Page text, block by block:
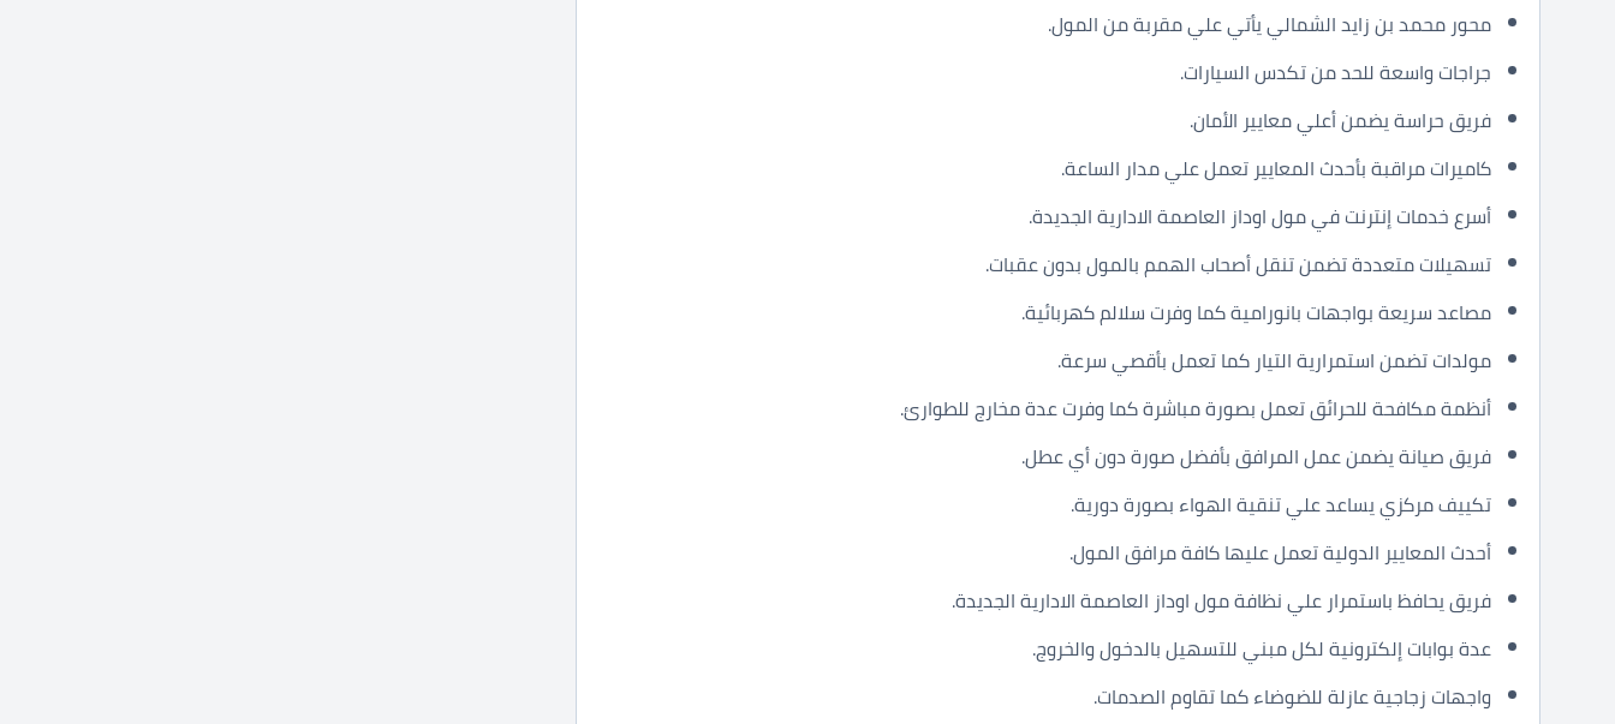
محور محمد بن زايد الشمالي يأتي علي مقربة من المول.
جراجات واسعة للحد من تكدس السيارات.
فريق حراسة يضمن أعلي معايير الأمان.
كاميرات مراقبة بأحدث المعايير تعمل علي مدار الساعة.
أسرع خدمات إنترنت في مول اوداز العاصمة الادارية الجديدة.
تسهيلات متعددة تضمن تنقل أصحاب الهمم بالمول بدون عقبات.
مصاعد سريعة بواجهات بانورامية كما وفرت سلالم كهربائية.
مولدات تضمن استمرارية التيار كما تعمل بأقصي سرعة.
أنظمة مكافحة للحرائق تعمل بصورة مباشرة كما وفرت عدة مخارج للطوارئ.
فريق صيانة يضمن عمل المرافق بأفضل صورة دون أي عطل.
تكييف مركزي يساعد علي تنقية الهواء بصورة دورية.
أحدث المعايير الدولية تعمل عليها كافة مرافق المول.
فريق يحافظ باستمرار علي نظافة مول اوداز العاصمة الادارية الجديدة.
عدة بوابات إلكترونية لكل مبني للتسهيل بالدخول والخروج.
واجهات زجاجية عازلة للضوضاء كما تقاوم الصدمات.